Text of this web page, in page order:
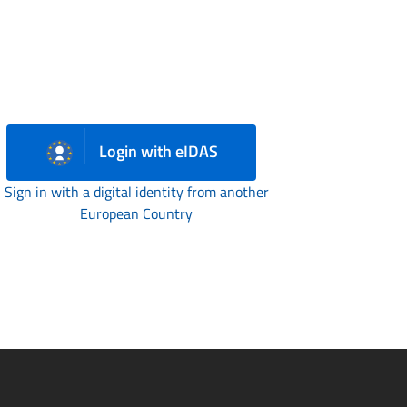
Login with eIDAS
Sign in with a digital identity from another
European Country